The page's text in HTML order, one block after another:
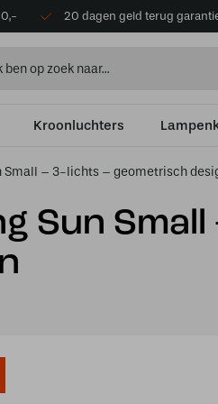
20 dagen geld terug
Kroonluchters
Small – 3-lichts – geometrisch
Sun